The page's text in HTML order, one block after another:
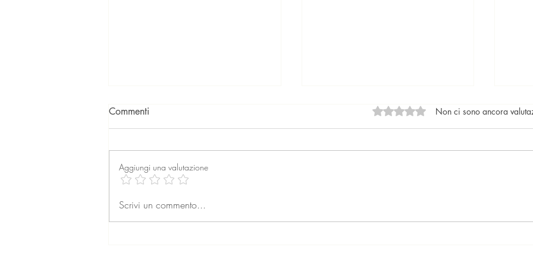
La professione dell’agente
Commenti Valutazione 0 stelle su 5.
Non ci sono ancora
Aggiungi una valutazione
Scrivi un commento...